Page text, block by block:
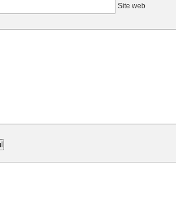
Site web